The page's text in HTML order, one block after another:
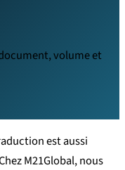
volume et
est aussi
M21Global, nous